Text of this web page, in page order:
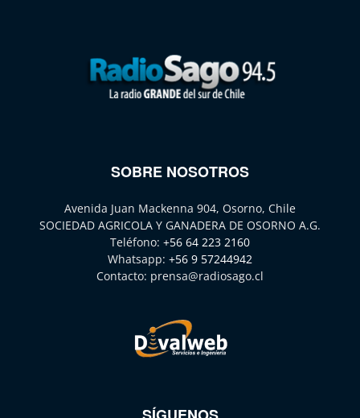
SOBRE NOSOTROS
Avenida Juan Mackenna 904, Osorno, Chile
SOCIEDAD AGRICOLA Y GANADERA DE OSORNO A.G.
Teléfono: +56 64 223 2160
Whatsapp: +56 9 57244942
Contacto: prensa@radiosago.cl